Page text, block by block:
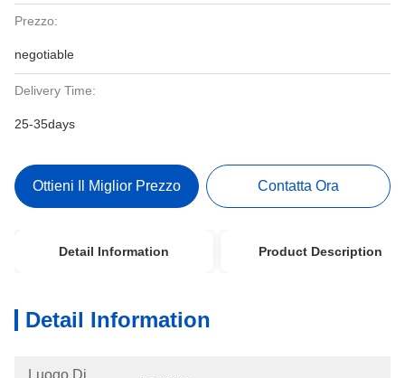
Prezzo:
negotiable
Delivery Time:
25-35days
Ottieni Il Miglior Prezzo Contatta Ora
Detail Information Product Description
Detail Information
Luogo Di